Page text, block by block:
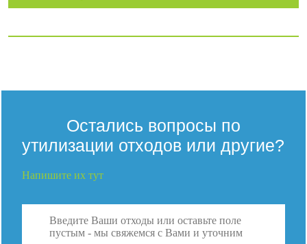
Остались вопросы по
утилизации отходов или другие?
Напишите их тут